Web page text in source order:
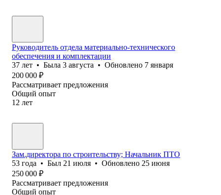
Руководитель отдела материально-технического
обеспечения и комплектации
37 лет • Была 3 августа • Обновлено 7 января
200 000 ₽
Рассматривает предложения
Общий опыт
12 лет
Зам.директора по строительству; Начальник ПТО
53 года • Был 21 июля • Обновлено 25 июня
250 000 ₽
Рассматривает предложения
Общий опыт